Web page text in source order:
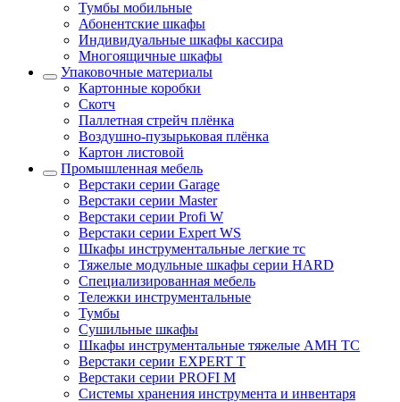
Тумбы мобильные
Абонентские шкафы
Индивидуальные шкафы кассира
Многоящичные шкафы
Упаковочные материалы
Картонные коробки
Скотч
Паллетная стрейч плёнка
Воздушно-пузырьковая плёнка
Картон листовой
Промышленная мебель
Верстаки серии Garage
Верстаки серии Master
Верстаки серии Profi W
Верстаки серии Expert WS
Шкафы инструментальные легкие тс
Тяжелые модульные шкафы серии HARD
Cпециализированная мебель
Тележки инструментальные
Тумбы
Cушильные шкафы
Шкафы инструментальные тяжелые AMH TC
Верстаки серии EXPERT T
Верстаки серии PROFI M
Системы хранения инструмента и инвентаря